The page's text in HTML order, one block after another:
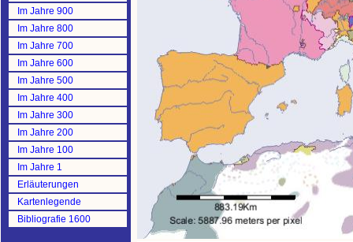
Im Jahre 900
Im Jahre 800
Im Jahre 700
Im Jahre 600
Im Jahre 500
Im Jahre 400
Im Jahre 300
Im Jahre 200
Im Jahre 100
Im Jahre 1
Erläuterungen
Kartenlegende
Bibliografie 1600